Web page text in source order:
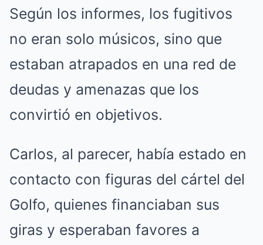
Según los informes, los fugitivos
no eran solo músicos, sino que
estaban atrapados en una red de
deudas y amenazas que los
convirtió en objetivos.
Carlos, al parecer, había estado en
contacto con figuras del cártel del
Golfo, quienes financiaban sus
giras y esperaban favores a